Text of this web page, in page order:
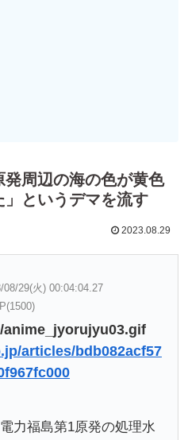
周辺の海の色が黄色
」というデマを流す
2023.08.29
08/29(火) 00:04:04.27
articles/bdb082acf57
力福島第1原発の処理水